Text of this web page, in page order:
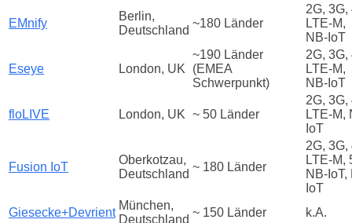
EMnify
Berlin,
Deutschland
~180 Länder
2G, 3G,
LTE‑M,
NB‑IoT
Eseye London, UK
~190 Länder
(EMEA
Schwerpunkt)
2G, 3G,
LTE‑M,
NB‑IoT
floLIVE London, UK ~ 50 Länder
2G, 3G,
LTE-M,
IoT
Fusion IoT
Oberkotzau,
Deutschland
~ 180 Länder
2G, 3G,
LTE-M,
NB-IoT,
IoT
Giesecke+Devrient
München,
Deutschland
~ 150 Länder k.A.